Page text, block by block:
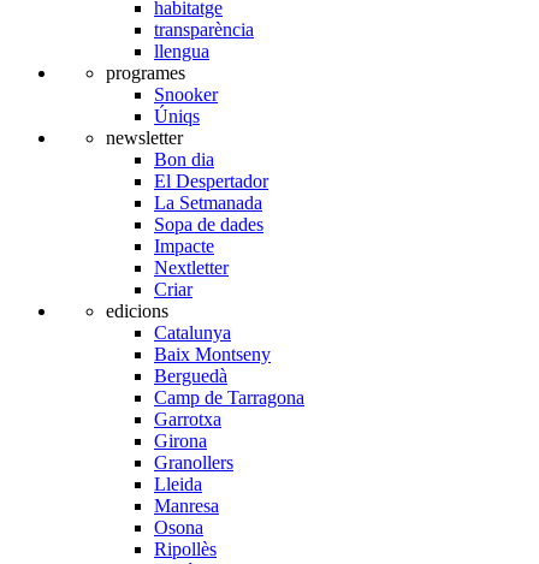
habitatge
transparència
llengua
programes
Snooker
Úniqs
newsletter
Bon dia
El Despertador
La Setmanada
Sopa de dades
Impacte
Nextletter
Criar
edicions
Catalunya
Baix Montseny
Berguedà
Camp de Tarragona
Garrotxa
Girona
Granollers
Lleida
Manresa
Osona
Ripollès